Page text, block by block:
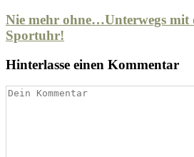
Nie mehr ohne…Unterwegs mit
Sportuhr!
Hinterlasse einen Kommentar